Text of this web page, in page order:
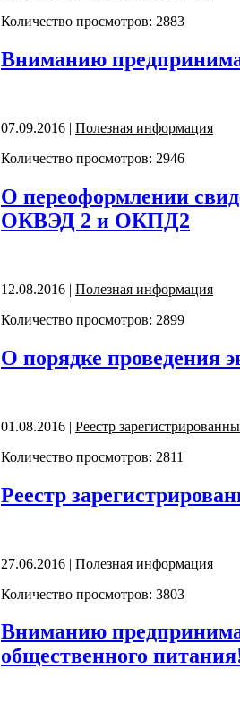
Количество просмотров: 2883
Вниманию
07.09.2016 | Полезная информация
Количество просмотров: 2946
О переоформлении
ОКВЭД 2 и ОКПД2
12.08.2016 | Полезная информация
Количество просмотров: 2899
О порядке проведения
01.08.2016 | Реестр
Количество просмотров: 2811
Реестр
27.06.2016 | Полезная информация
Количество просмотров: 3803
Вниманию
общественного